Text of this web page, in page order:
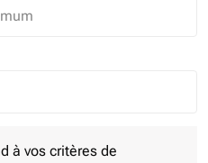
Selected
à vos critères de